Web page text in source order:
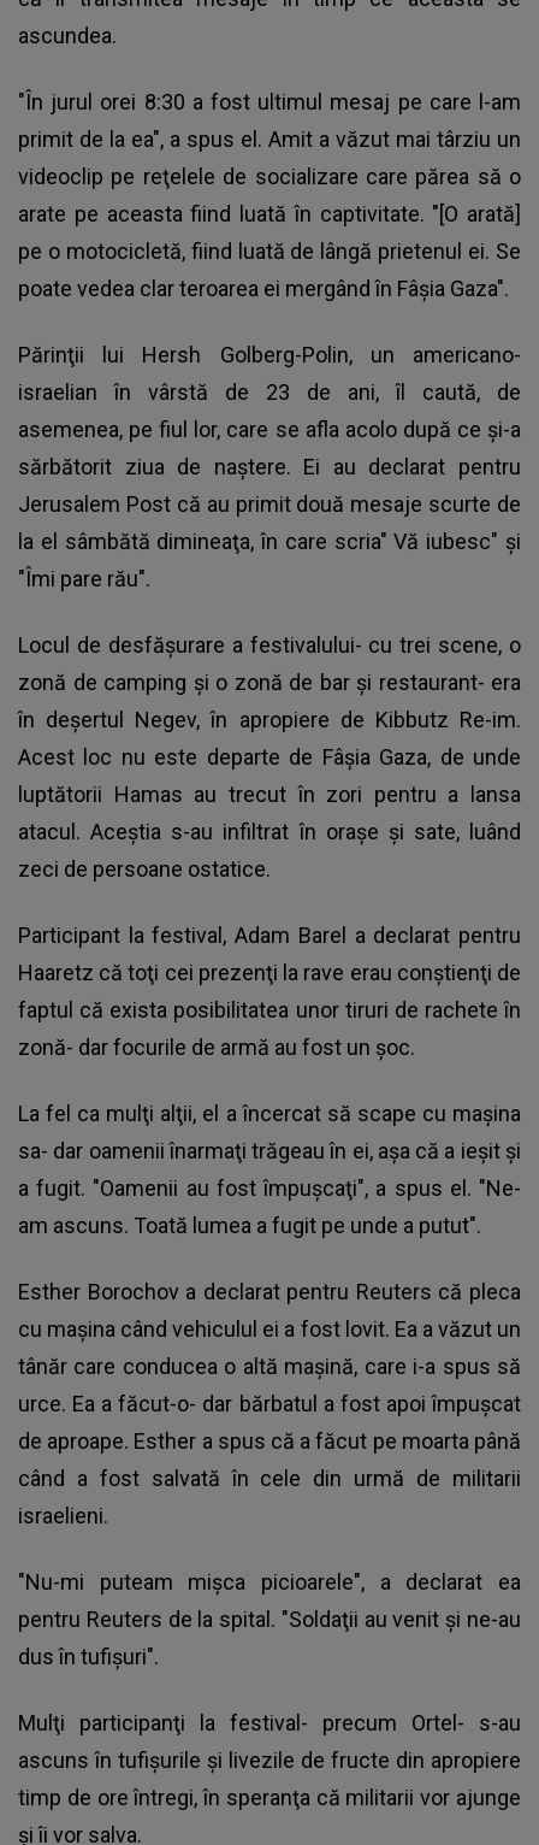
ascundea.
"În jurul orei 8:30 a fost ultimul mesaj pe care l-am
primit de la ea", a spus el. Amit a văzut mai târziu un
videoclip pe reţelele de socializare care părea să o
arate pe aceasta fiind luată în captivitate. "[O arată]
pe o motocicletă, fiind luată de lângă prietenul ei. Se
poate vedea clar teroarea ei mergând în Fâşia Gaza".
Părinţii lui Hersh Golberg-Polin, un americano-
israelian în vârstă de 23 de ani, îl caută, de
asemenea, pe fiul lor, care se afla acolo după ce şi-a
sărbătorit ziua de naştere. Ei au declarat pentru
Jerusalem Post că au primit două mesaje scurte de
la el sâmbătă dimineaţa, în care scria" Vă iubesc" şi
"Îmi pare rău".
Locul de desfăşurare a festivalului- cu trei scene, o
zonă de camping şi o zonă de bar şi restaurant- era
în deşertul Negev, în apropiere de Kibbutz Re-im.
Acest loc nu este departe de Fâşia Gaza, de unde
luptătorii Hamas au trecut în zori pentru a lansa
atacul. Aceştia s-au infiltrat în oraşe şi sate, luând
zeci de persoane ostatice.
Participant la festival, Adam Barel a declarat pentru
Haaretz că toţi cei prezenţi la rave erau conştienţi de
faptul că exista posibilitatea unor tiruri de rachete în
zonă- dar focurile de armă au fost un şoc.
La fel ca mulţi alţii, el a încercat să scape cu maşina
sa- dar oamenii înarmaţi trăgeau în ei, aşa că a ieşit şi
a fugit. "Oamenii au fost împuşcaţi", a spus el. "Ne-
am ascuns. Toată lumea a fugit pe unde a putut".
Esther Borochov a declarat pentru Reuters că pleca
cu maşina când vehiculul ei a fost lovit. Ea a văzut un
tânăr care conducea o altă maşină, care i-a spus să
urce. Ea a făcut-o- dar bărbatul a fost apoi împuşcat
de aproape. Esther a spus că a făcut pe moarta până
când a fost salvată în cele din urmă de militarii
israelieni.
"Nu-mi puteam mişca picioarele", a declarat ea
pentru Reuters de la spital. "Soldaţii au venit şi ne-au
dus în tufişuri".
Mulţi participanţi la festival- precum Ortel- s-au
ascuns în tufişurile şi livezile de fructe din apropiere
timp de ore întregi, în speranţa că militarii vor ajunge
şi îi vor salva.